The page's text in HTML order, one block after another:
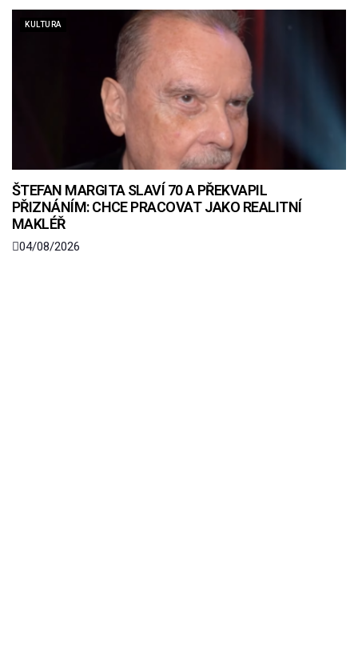
KULTURA
ŠTEFAN MARGITA SLAVÍ 70 A PŘEKVAPIL
PŘIZNÁNÍM: CHCE PRACOVAT JAKO REALITNÍ
MAKLÉŘ
04/08/2026